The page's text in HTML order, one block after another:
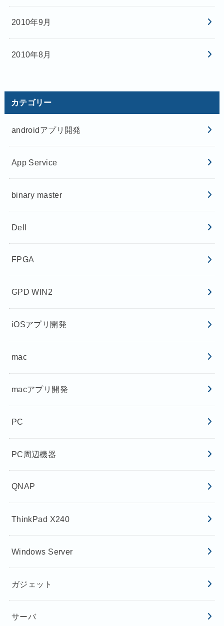
2010年9月
2010年8月
カテゴリー
androidアプリ開発
App Service
binary master
Dell
FPGA
GPD WIN2
iOSアプリ開発
mac
macアプリ開発
PC
PC周辺機器
QNAP
ThinkPad X240
Windows Server
ガジェット
サーバ